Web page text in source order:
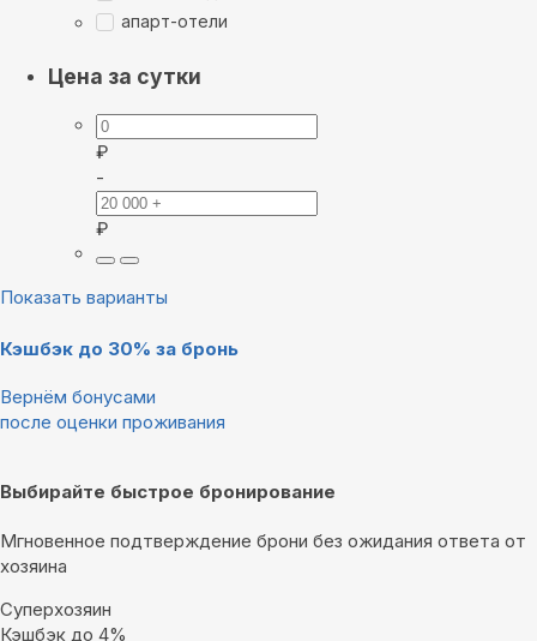
апарт-отели
Цена за сутки
₽
-
₽
Показать варианты
Кэшбэк до 30% за бронь
Вернём бонусами
после оценки проживания
Выбирайте быстрое бронирование
Мгновенное подтверждение брони без ожидания ответа от
хозяина
Суперхозяин
Кэшбэк до 4%